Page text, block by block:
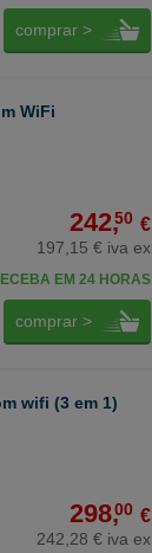
comprar >
WiFi
242,50 €
197,15 € iva ex
EM 24 HORAS
comprar >
wifi (3 em 1)
298,00 €
242,28 € iva ex